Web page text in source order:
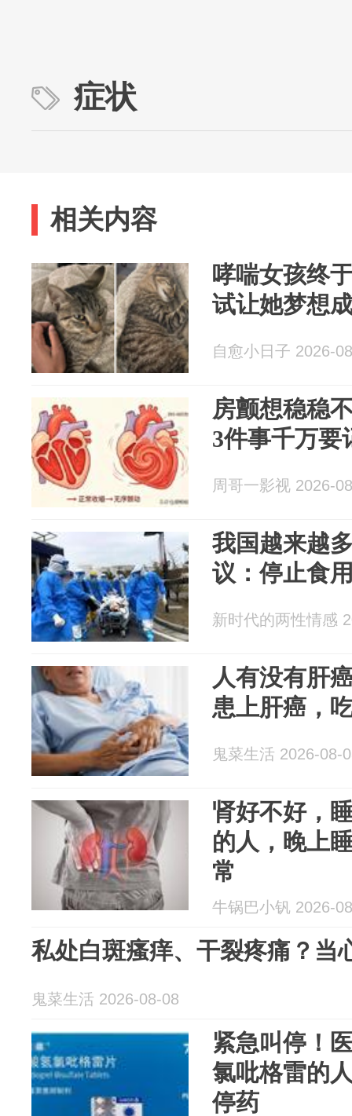
症状
相关内容
哮喘女孩终
试让她梦想
自愈小日子 2026-
房颤想稳稳
3件事千万要
周哥一影视 2026-
我国越来越
议：停止食
新时代的两性情感
人有没有肝
患上肝癌，
鬼菜生活 2026-08-
肾好不好，
的人，晚上
常
牛锅巴小钒 2026-
私处白斑瘙痒、干裂疼痛？当
鬼菜生活 2026-08-08
紧急叫停！
氯吡格雷的
停药